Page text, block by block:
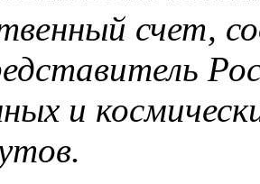
счет,
и